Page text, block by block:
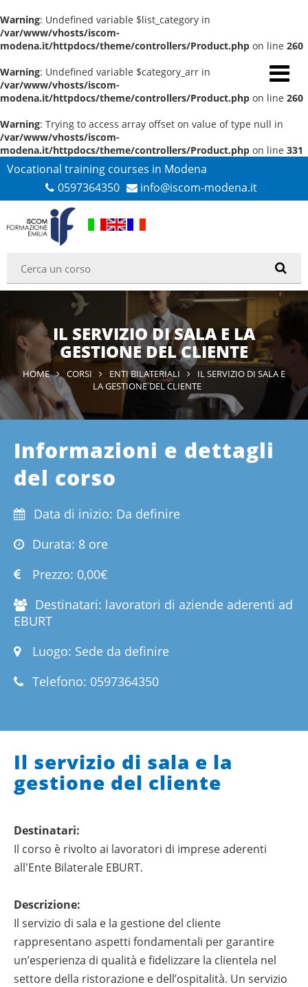
Warning: Undefined variable $list_category in
/var/www/vhosts/iscom-
modena.it/httpdocs/theme/controllers/Product.php on line 260
Warning: Undefined variable $category_arr in
/var/www/vhosts/iscom-
modena.it/httpdocs/theme/controllers/Product.php on line 260
Warning: Trying to access array offset on value of type null in
/var/www/vhosts/iscom-
modena.it/httpdocs/theme/controllers/Product.php on line 331
Vocational training courses in Modena
0597364350
info@iscom-modena.it
IL SERVIZIO DI SALA E LA
GESTIONE DEL CLIENTE
HOME CORSI ENTI BILATERIALI
IL SERVIZIO DI SALA E
LA GESTIONE DEL CLIENTE
Il servizio di sala e la
gestione del cliente
Destinatari:
Il corso è rivolto ai lavoratori di imprese aderenti
all'Ente Bilaterale EBURT.
Descrizione:
Il servizio di sala e la gestione del cliente
rappresentano aspetti fondamentali per garantire
un’esperienza di qualità e fidelizzare la clientela nel
settore della ristorazione e dell’ospitalità. Un servizio
Informazioni e dettagli
del corso
Data di inizio: Da definire
Durata: 8 ore
Prezzo: 0,00€
Destinatari: lavoratori di aziende aderenti ad
EBURT
Luogo: Sede da definire
Telefono: 0597364350